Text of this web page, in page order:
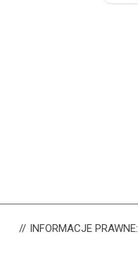
INFORMACJEPRAWNE: